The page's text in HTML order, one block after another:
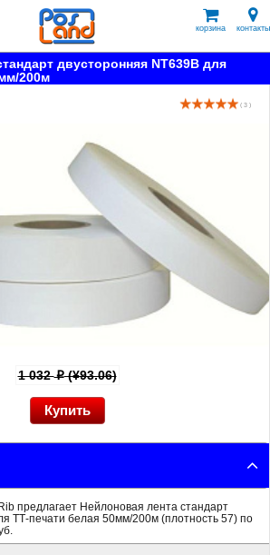
корзина контакты
двусторонняя NT639B для
200м
( 3 )
1 032p(¥93.06)
предлагает Нейлоновая лента стандарт
ТТ-печати белая 50мм/200м (плотность 57) по